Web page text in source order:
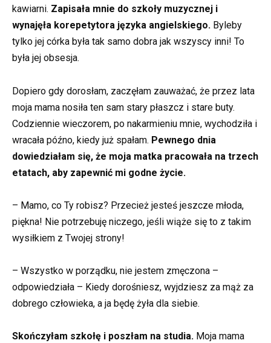
kawiarni. Zapisała mnie do szkoły muzycznej i
wynajęła korepetytora języka angielskiego. Byleby
tylko jej córka była tak samo dobra jak wszyscy inni! To
była jej obsesja.
Dopiero gdy dorosłam, zaczęłam zauważać, że przez lata
moja mama nosiła ten sam stary płaszcz i stare buty.
Codziennie wieczorem, po nakarmieniu mnie, wychodziła i
wracała późno, kiedy już spałam. Pewnego dnia
dowiedziałam się, że moja matka pracowała na trzech
etatach, aby zapewnić mi godne życie.
– Mamo, co Ty robisz? Przecież jesteś jeszcze młoda,
piękna! Nie potrzebuję niczego, jeśli wiąże się to z takim
wysiłkiem z Twojej strony!
– Wszystko w porządku, nie jestem zmęczona –
odpowiedziała – Kiedy dorośniesz, wyjdziesz za mąż za
dobrego człowieka, a ja będę żyła dla siebie.
Skończyłam szkołę i poszłam na studia. Moja mama